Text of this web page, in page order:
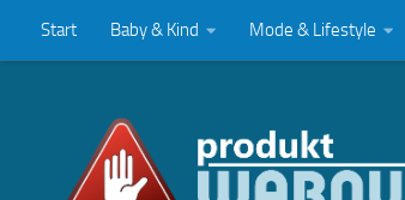
Zum Inhalt springen
Start Baby & Kind Mode & Lifestyle